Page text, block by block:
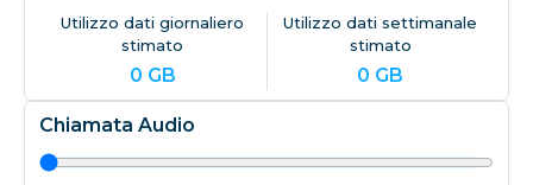
Utilizzo dati giornaliero
stimato
0 GB
Utilizzo dati settimanale
stimato
0 GB
Chiamata Audio